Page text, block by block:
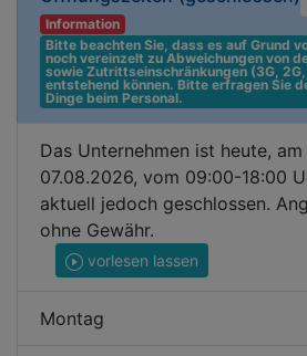
Information
Bitte beachten Sie, dass es auf Grund
noch vereinzelt zu Abweichungen von
sowie Zutrittseinschränkungen (3G,
entstehend können. Bitte erfragen Sie
Dinge beim Personal.
Das Unternehmen ist heute,
07.08.2026, vom 09:00-18:00
aktuell jedoch geschlossen.
ohne Gewähr.
vorlesen lassen
Montag